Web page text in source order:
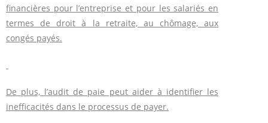
financières pour l’entreprise et pour les salariés en
termes de droit à la retraite, au chômage, aux
congés payés.
De plus, l’audit de paie peut aider à identifier les
inefficacités dans le processus de payer.